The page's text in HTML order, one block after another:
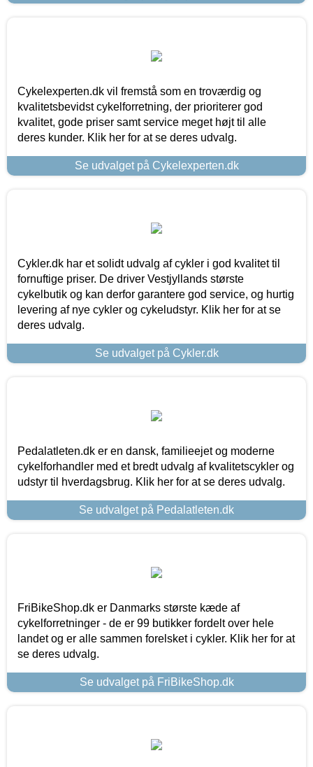
Cykelexperten.dk vil fremstå som en troværdig og
kvalitetsbevidst cykelforretning, der prioriterer god
kvalitet, gode priser samt service meget højt til alle
deres kunder. Klik her for at se deres udvalg.
Se udvalget på Cykelexperten.dk
Cykler.dk har et solidt udvalg af cykler i god kvalitet til
fornuftige priser. De driver Vestjyllands største
cykelbutik og kan derfor garantere god service, og hurtig
levering af nye cykler og cykeludstyr. Klik her for at se
deres udvalg.
Se udvalget på Cykler.dk
Pedalatleten.dk er en dansk, familieejet og moderne
cykelforhandler med et bredt udvalg af kvalitetscykler og
udstyr til hverdagsbrug. Klik her for at se deres udvalg.
Se udvalget på Pedalatleten.dk
FriBikeShop.dk er Danmarks største kæde af
cykelforretninger - de er 99 butikker fordelt over hele
landet og er alle sammen forelsket i cykler. Klik her for at
se deres udvalg.
Se udvalget på FriBikeShop.dk